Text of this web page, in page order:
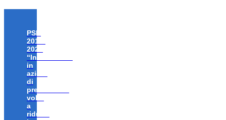
PSR
2014-
2020
“Investimenti
in
azioni
di
prevenzione
volte
a
ridurre